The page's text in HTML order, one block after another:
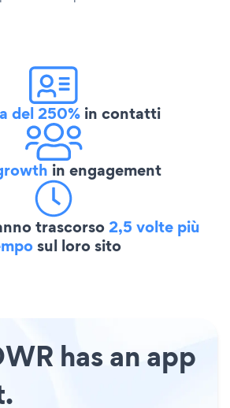
del 250% in contatti
in engagement
trascorso2,5 volte più
sul loro sito
has an app